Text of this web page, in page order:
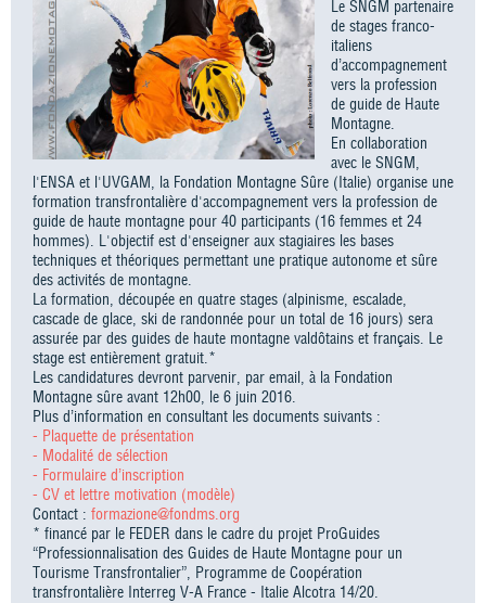
Le SNGM partenaire
de stages franco-
italiens
d’accompagnement
vers la profession
de guide de Haute
Montagne.
En collaboration
avec le SNGM,
l'ENSA et l'UVGAM, la Fondation Montagne Sûre (Italie) organise une
formation transfrontalière d'accompagnement vers la profession de
guide de haute montagne pour 40 participants (16 femmes et 24
hommes). L'objectif est d'enseigner aux stagiaires les bases
techniques et théoriques permettant une pratique autonome et sûre
des activités de montagne.
La formation, découpée en quatre stages (alpinisme, escalade,
cascade de glace, ski de randonnée pour un total de 16 jours) sera
assurée par des guides de haute montagne valdôtains et français. Le
stage est entièrement gratuit.*
Les candidatures devront parvenir, par email, à la Fondation
Montagne sûre avant 12h00, le 6 juin 2016.
Plus d’information en consultant les documents suivants :
- Plaquette de présentation
- Modalité de sélection
- Formulaire d’inscription
- CV et lettre motivation (modèle)
Contact : formazione@fondms.org
* financé par le FEDER dans le cadre du projet ProGuides
“Professionnalisation des Guides de Haute Montagne pour un
Tourisme Transfrontalier”, Programme de Coopération
transfrontalière Interreg V-A France - Italie Alcotra 14/20.